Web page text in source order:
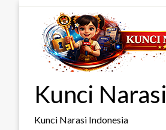
Kunci Narasi
Kunci Narasi Indonesia